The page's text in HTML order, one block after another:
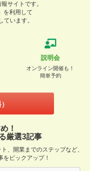
サイトです。
を利用して
います。
説明会
オンライン開催も！
簡単予約
！
厳選3記事
、開業までのステップなど、
ピックアップ！